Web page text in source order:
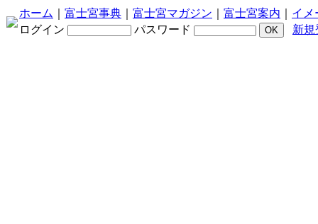
ホーム 富士宮事典 富士宮マガジン 富士宮案内
イメ
ログイン
パスワード 新規